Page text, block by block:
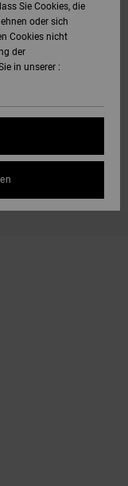
Sie Cookies, die
oder sich
Cookies nicht
der
in unserer :